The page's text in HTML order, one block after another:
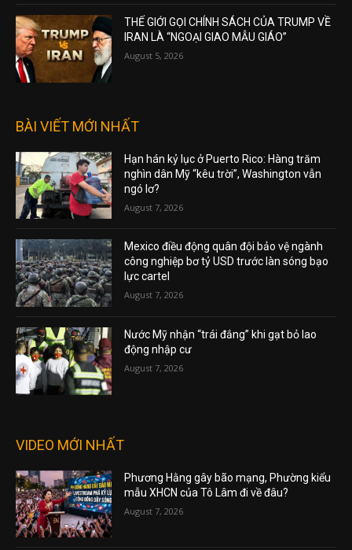
THẾ GIỚI GỌI CHÍNH SÁCH CỦA TRUMP VỀ
IRAN LÀ “NGOẠI GIAO MẪU GIÁO”
August 5, 2026
BÀI VIẾT MỚI NHẤT
Hạn hán kỷ lục ở Puerto Rico: Hàng trăm
nghìn dân Mỹ “kêu trời”, Washington vẫn
ngó lơ?
August 7, 2026
Mexico điều động quân đội bảo vệ ngành
công nghiệp bơ tỷ USD trước làn sóng bạo
lực cartel
August 7, 2026
Nước Mỹ nhận “trái đắng” khi gạt bỏ lao
động nhập cư
August 7, 2026
VIDEO MỚI NHẤT
Phương Hằng gây bão mạng, Phường kiểu
mẫu XHCN của Tô Lâm đi về đâu?
August 7, 2026